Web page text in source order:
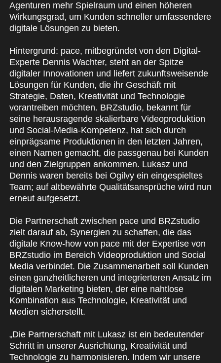
Agenturen mehr Spielraum und einen höheren
Wirkungsgrad, um Kunden schneller umfassendere
digitale Lösungen zu bieten.
Hintergrund: pace, mitbegründet von den Digital-
Experte Dennis Wachter, steht an der Spitze
digitaler Innovationen und liefert zukunftsweisende
Lösungen für Kunden, die ihr Geschäft mit
Strategie, Daten, Kreativität und Technologie
vorantreiben möchten. BRZstudio, bekannt für
seine herausragende skalierbare Videoproduktion
und Social-Media-Kompetenz, hat sich durch
einprägsame Produktionen in den letzten Jahren,
einen Namen gemacht, die passgenau bei Kunden
und den Zielgruppen ankommen. Lukasz und
Dennis waren bereits bei Ogilvy ein eingespieltes
Team; auf altbewährte Qualitätsansprüche wird nun
erneut aufgesetzt.
Die Partnerschaft zwischen pace und BRZstudio
zielt darauf ab, Synergien zu schaffen, die das
digitale Know-how von pace mit der Expertise von
BRZstudio im Bereich Videoproduktion und Social
Media verbindet. Die Zusammenarbeit soll Kunden
einen ganzheitlicheren und integrierteren Ansatz im
digitalen Marketing bieten, der eine nahtlose
Kombination aus Technologie, Kreativität und
Medien sicherstellt.
„Die Partnerschaft mit Lukasz ist ein bedeutender
Schritt in unserer Ausrichtung, Kreativität und
Technologie zu harmonisieren. Indem wir unsere